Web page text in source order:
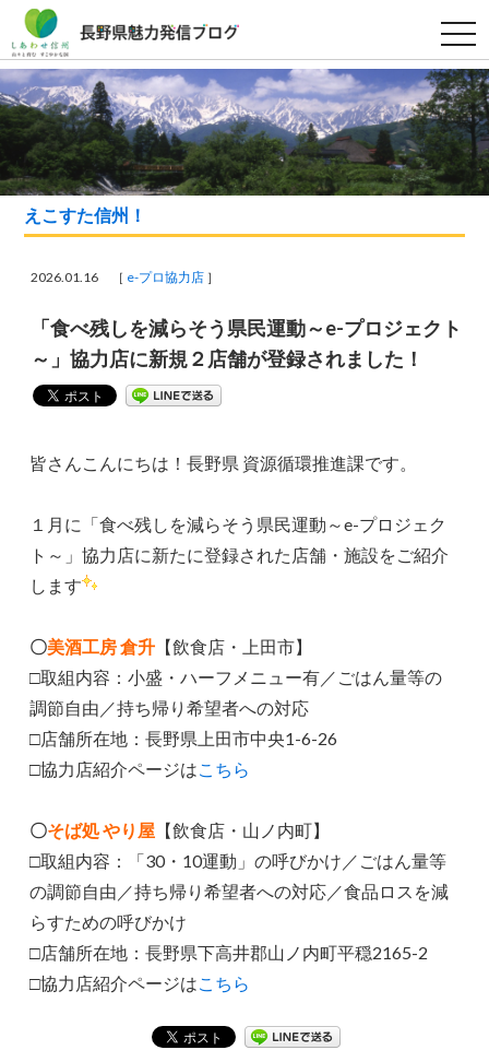
t
o
g
g
l
e
n
a
v
g
i
えこすた信州！
2026.01.16 ［ e-プロ協力店 ］
「食べ残しを減らそう県民運動～e-プロジェクト
～」協力店に新規２店舗が登録されました！
皆さんこんにちは！長野県 資源循環推進課です。
１月に「食べ残しを減らそう県民運動～e-プロジェク
ト～」協力店に新たに登録された店舗・施設をご紹介
します
〇美酒工房 倉升 【飲食店・上田市】
□取組内容：小盛・ハーフメニュー有／ごはん量等の
調節自由／持ち帰り希望者への対応
□店舗所在地：長野県上田市中央1-6-26
□協力店紹介ページはこちら
〇そば処 やり屋 【飲食店・山ノ内町】
□取組内容：「30・10運動」の呼びかけ／ごはん量等
の調節自由／持ち帰り希望者への対応／食品ロスを減
らすための呼びかけ
□店舗所在地：長野県下高井郡山ノ内町平穏2165-2
□協力店紹介ページはこちら